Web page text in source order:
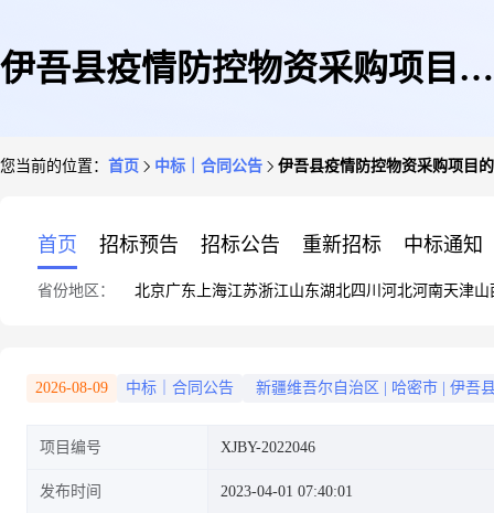
伊吾县疫情防控物资采购项目的
您当前的位置： 首页 中标｜合同公告 伊吾县疫情防控物资采购项目
首页 招标预告 招标公告 重新招标 中标通知
省份地区： 北京广东 上海江苏浙江山东湖北四川 河北河南天津山
2026-08-09 中标｜合同公告 新疆维吾尔自治区 哈密市 伊吾
项目编号 XJBY-2022046
发布时间 2023-04-01 07:40:01